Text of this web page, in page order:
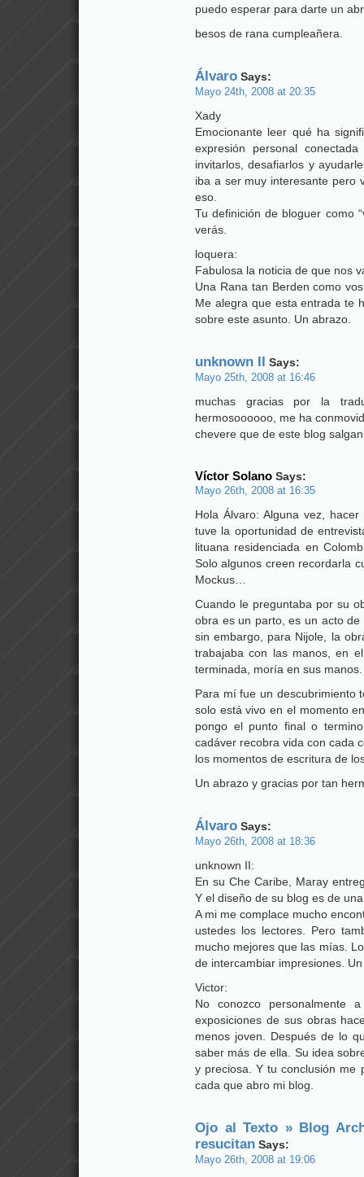
puedo esperar para darte un
besos de rana cumpleañera.
Álvaro Says:
Mayo 24th, 2008 at 20:35
Xady
Emocionante leer qué ha
expresión personal
invitarlos, desafiarlos y
iba a ser muy interesante pero
eso.
Tu definición de bloguer como
verás.
loquera:
Fabulosa la noticia de que nos
Una Rana tan Berden como
Me alegra que esta entrada te
sobre este asunto. Un abrazo.
unknown II Says:
Mayo 25th, 2008 at 16:46
muchas gracias por la
hermosoooooo, me ha
chevere que de este blog
Víctor Solano Says:
Mayo 26th, 2008 at 16:35
Hola Álvaro: Alguna vez,
tuve la oportunidad de
lituana residenciada en
Solo algunos creen recordarla
Mockus…
Cuando le preguntaba por su
obra es un parto, es un acto de
sin embargo, para Nijole, la
trabajaba con las manos, en
terminada, moría en sus manos.
Para mí fue un descubrimiento
solo está vivo en el momento
pongo el punto final o
cadáver recobra vida con cada
los momentos de escritura de
Un abrazo y gracias por tan
Álvaro Says:
Mayo 26th, 2008 at 18:36
unknown II:
En su Che Caribe, Maray
Y el diseño de su blog es de
A mi me complace mucho
ustedes los lectores. Pero
mucho mejores que las mías.
de intercambiar impresiones.
Victor:
No conozco personalmente
exposiciones de sus obras
menos joven. Después de lo
saber más de ella. Su idea
y preciosa. Y tu conclusión me
cada que abro mi blog.
Ojo al Texto » Blog
resucitan Says:
Mayo 26th, 2008 at 19:06